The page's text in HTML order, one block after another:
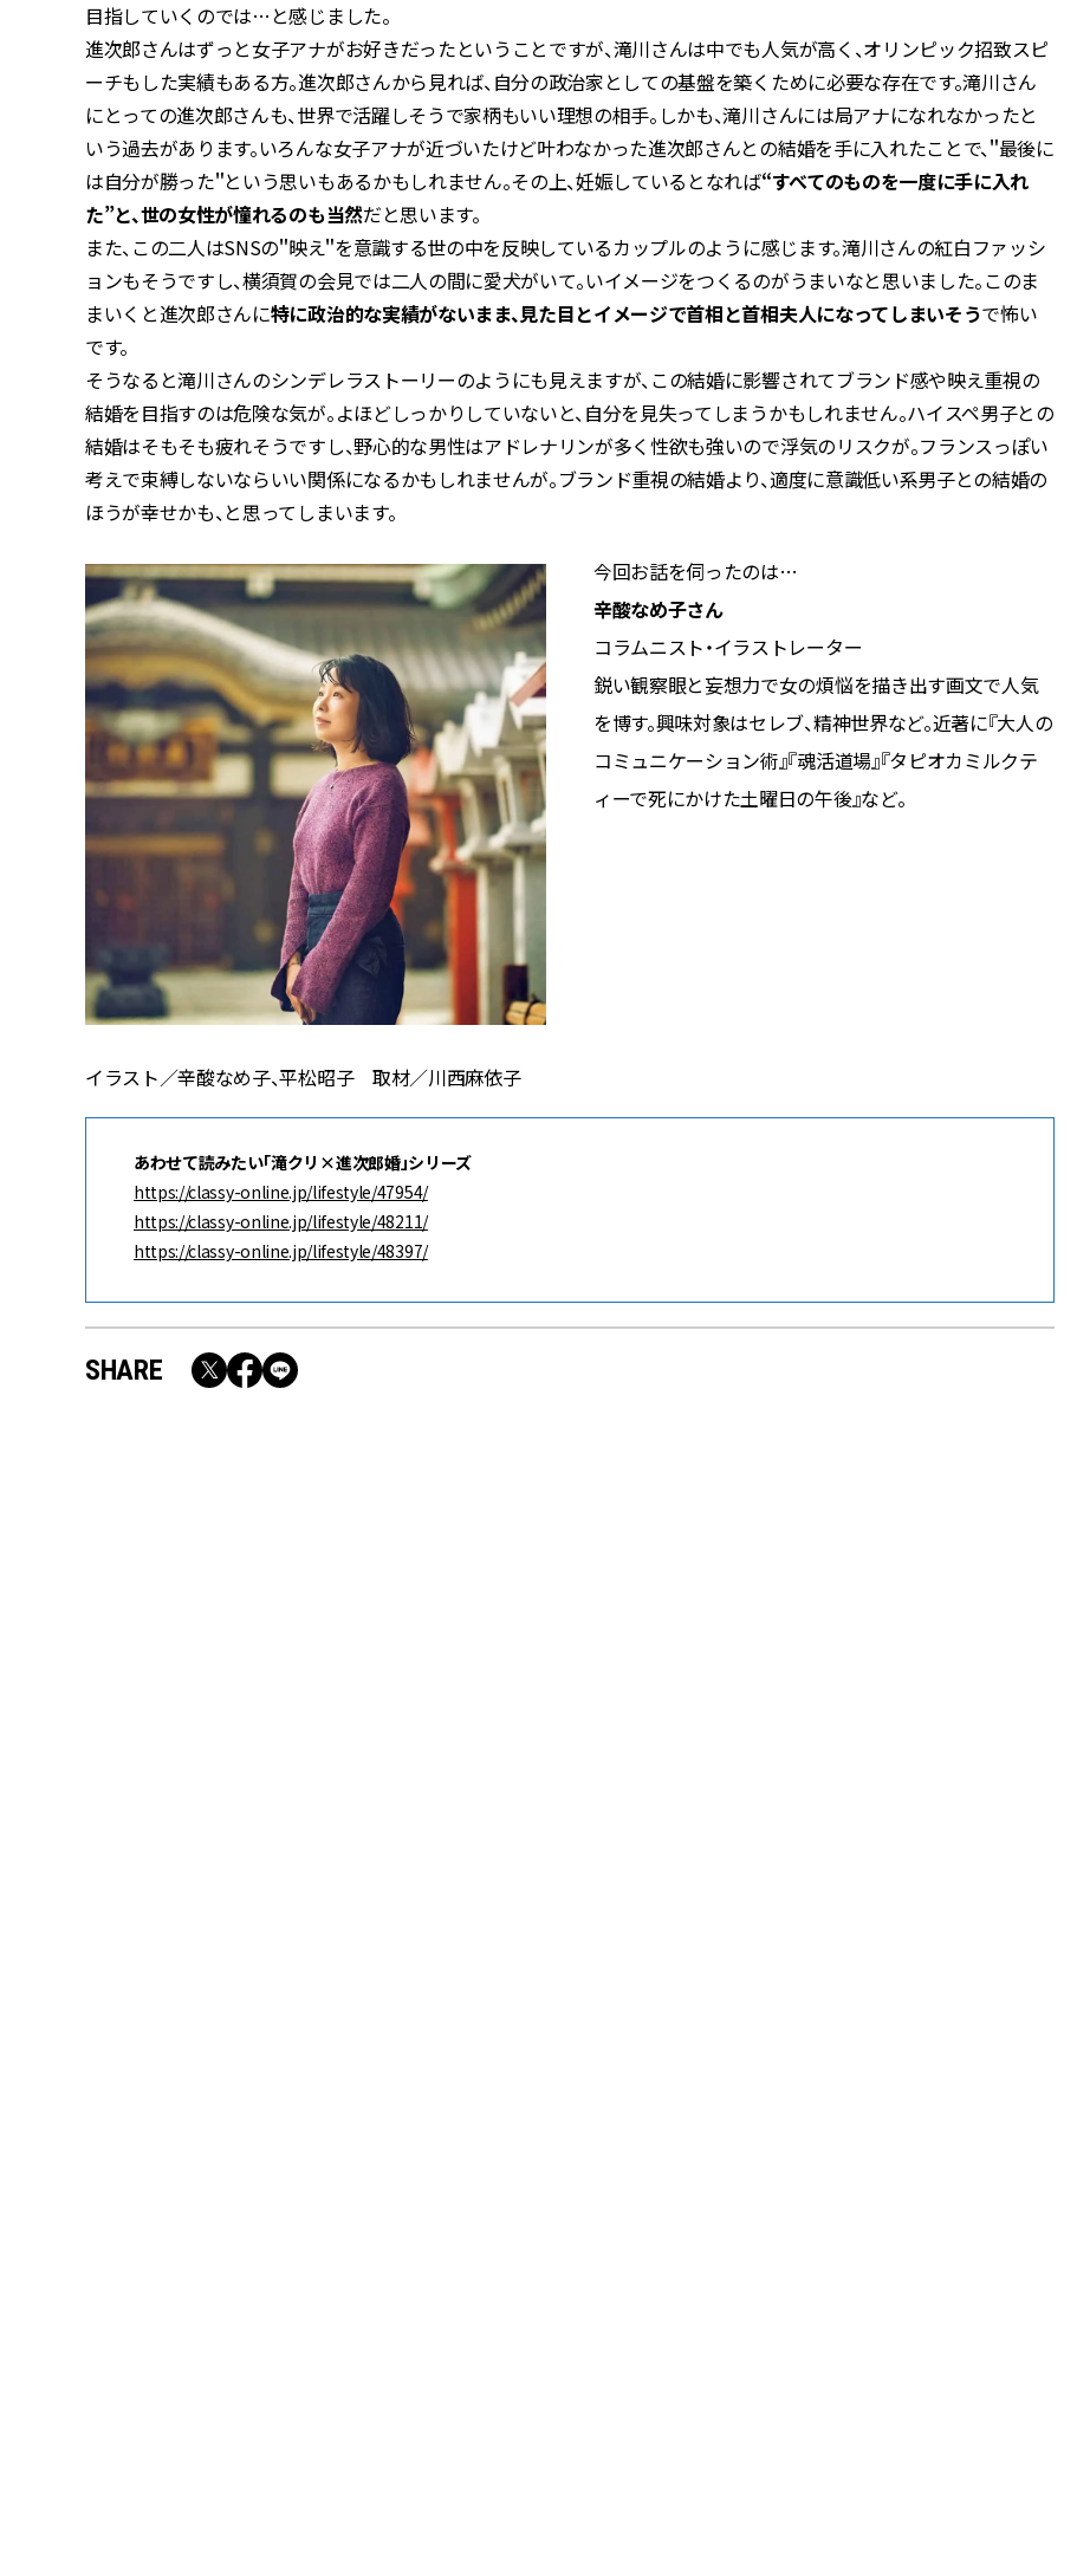
目指していくのでは…と感じました。
進次郎さんはずっと女子アナがお好きだったということですが、滝川さんは中でも人気が高く、オリンピック招致スピ
ーチもした実績もある方。進次郎さんから見れば、自分の政治家としての基盤を築くために必要な存在です。滝川さん
にとっての進次郎さんも、世界で活躍しそうで家柄もいい理想の相手。しかも、滝川さんには局アナになれなかったと
いう過去があります。いろんな女子アナが近づいたけど叶わなかった進次郎さんとの結婚を手に入れたことで、＂最後に
は自分が勝った＂という思いもあるかもしれません。その上、妊娠しているとなれば“すべてのものを一度に手に入れ
た”と、世の女性が憧れるのも当然だと思います。
また、この二人はSNSの＂映え＂を意識する世の中を反映しているカップルのように感じます。滝川さんの紅白ファッシ
ョンもそうですし、横須賀の会見では二人の間に愛犬がいて。いイメージをつくるのがうまいなと思いました。このま
まいくと進次郎さんに特に政治的な実績がないまま、見た目とイメージで首相と首相夫人になってしまいそうで怖い
です。
そうなると滝川さんのシンデレラストーリーのようにも見えますが、この結婚に影響されてブランド感や映え重視の
結婚を目指すのは危険な気が。よほどしっかりしていないと、自分を見失ってしまうかもしれません。ハイスペ男子との
結婚はそもそも疲れそうですし、野心的な男性はアドレナリンが多く性欲も強いので浮気のリスクが。フランスっぽい
考えで束縛しないならいい関係になるかもしれませんが。ブランド重視の結婚より、適度に意識低い系男子との結婚の
ほうが幸せかも、と思ってしまいます。
今回お話を伺ったのは…
辛酸なめ子さん
コラムニスト・イラストレーター
鋭い観察眼と妄想力で女の煩悩を描き出す画文で人気
を博す。興味対象はセレブ、精神世界など。近著に『大人の
コミュニケーション術』『魂活道場』『タピオカミルクテ
ィーで死にかけた土曜日の午後』など。
イラスト／辛酸なめ子、平松昭子 取材／川西麻依子
あわせて読みたい「滝クリ×進次郎婚」シリーズ
https://classy-online.jp/lifestyle/47954/
https://classy-online.jp/lifestyle/48211/
https://classy-online.jp/lifestyle/48397/
SHARE